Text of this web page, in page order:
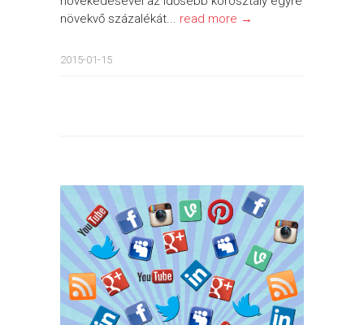
növekvő százalékát... read more →
2015-01-15